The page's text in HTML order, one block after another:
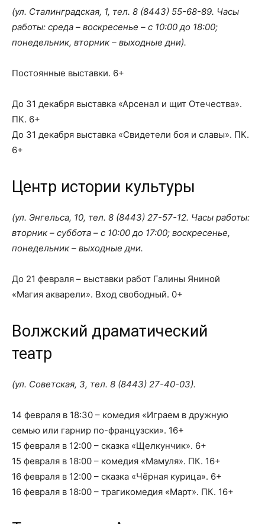
(ул. Сталинградская, 1, тел. 8 (8443) 55-68-89. Часы
работы: среда – воскресенье – с 10:00 до 18:00;
понедельник, вторник – выходные дни).
Постоянные выставки. 6+
До 31 декабря выставка «Арсенал и щит Отечества».
ПК. 6+
До 31 декабря выставка «Свидетели боя и славы». ПК.
6+
Центр истории культуры
(ул. Энгельса, 10, тел. 8 (8443) 27-57-12. Часы работы:
вторник – суббота – с 10:00 до 17:00; воскресенье,
понедельник – выходные дни.
До 21 февраля – выставки работ Галины Яниной
«Магия акварели». Вход свободный. 0+
Волжский драматический
театр
(ул. Советская, 3, тел. 8 (8443) 27-40-03).
14 февраля в 18:30 – комедия «Играем в дружную
семью или гарнир по-французски». 16+
15 февраля в 12:00 – сказка «Щелкунчик». 6+
15 февраля в 18:00 – комедия «Мамуля». ПК. 16+
16 февраля в 12:00 – сказка «Чёрная курица». 6+
16 февраля в 18:00 – трагикомедия «Март». ПК. 16+